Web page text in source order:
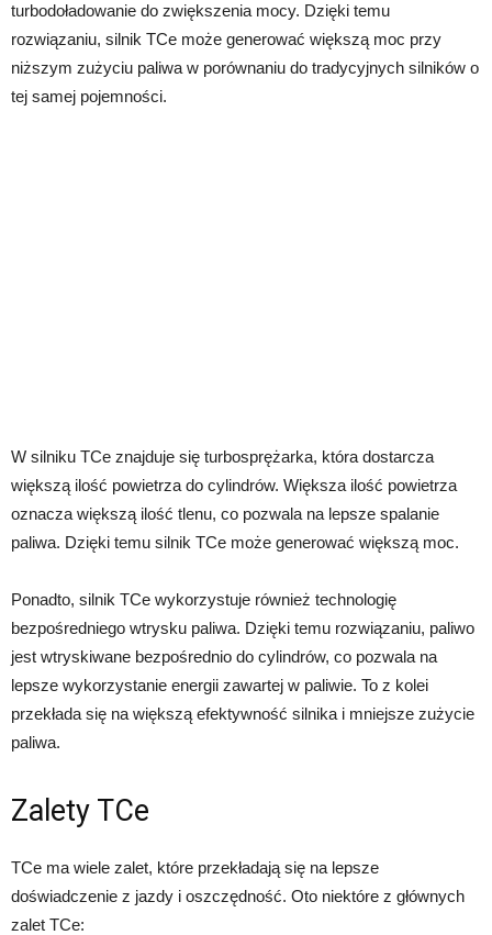
turbodoładowanie do zwiększenia mocy. Dzięki temu
rozwiązaniu, silnik TCe może generować większą moc przy
niższym zużyciu paliwa w porównaniu do tradycyjnych silników o
tej samej pojemności.
W silniku TCe znajduje się turbosprężarka, która dostarcza
większą ilość powietrza do cylindrów. Większa ilość powietrza
oznacza większą ilość tlenu, co pozwala na lepsze spalanie
paliwa. Dzięki temu silnik TCe może generować większą moc.
Ponadto, silnik TCe wykorzystuje również technologię
bezpośredniego wtrysku paliwa. Dzięki temu rozwiązaniu, paliwo
jest wtryskiwane bezpośrednio do cylindrów, co pozwala na
lepsze wykorzystanie energii zawartej w paliwie. To z kolei
przekłada się na większą efektywność silnika i mniejsze zużycie
paliwa.
Zalety TCe
TCe ma wiele zalet, które przekładają się na lepsze
doświadczenie z jazdy i oszczędność. Oto niektóre z głównych
zalet TCe: